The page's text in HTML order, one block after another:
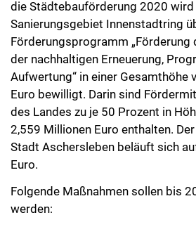
die Städtebauförderung 2020
Sanierungsgebiet Innenstadtring
Förderungsprogramm „Förderung
der nachhaltigen Erneuerung,
Aufwertung“ in einer Gesamthöhe
Euro bewilligt. Darin sind
des Landes zu je 50 Prozent in
2,559 Millionen Euro enthalten.
Stadt Aschersleben beläuft sich
Euro.
Folgende Maßnahmen sollen bis
werden: